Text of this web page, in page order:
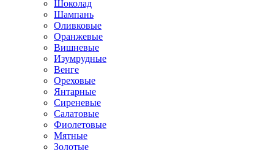
Шоколад
Шампань
Оливковые
Оранжевые
Вишневые
Изумрудные
Венге
Ореховые
Янтарные
Сиреневые
Салатовые
Фиолетовые
Мятные
Золотые